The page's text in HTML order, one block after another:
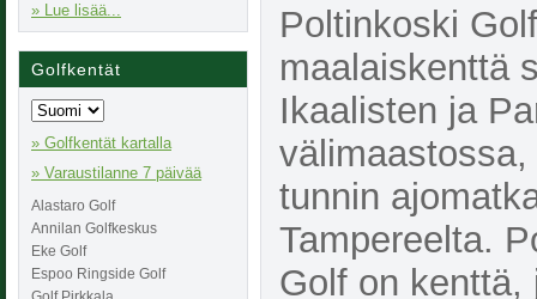
» Lue lisää...
Golfkentät
» Golfkentät kartalla
» Varaustilanne 7 päivää
Alastaro Golf
Annilan Golfkeskus
Eke Golf
Espoo Ringside Golf
Poltinkoski
maalaiskenttä
Ikaalisten ja
tunnin
Tampereelta.
Golf on kenttä,